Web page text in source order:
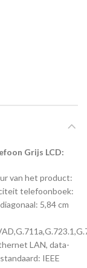
Grijs LCD:
van het product:
telefoonboek:
5,84 cm
LAN, data-
IEEE